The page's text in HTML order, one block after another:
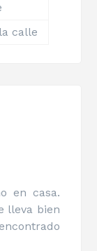
calle
en casa.
lleva bien